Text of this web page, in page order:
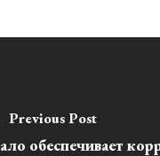
Previous Post
обеспечивает